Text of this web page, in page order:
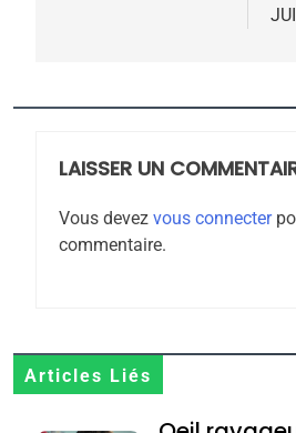
LAISSER UN
Vous devez vous connecter
commentaire.
Articles Liés
FIÈRE,
7